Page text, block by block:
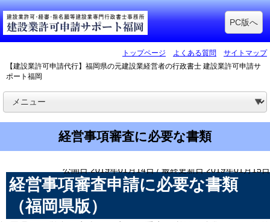
PC版へ
トップページ よくある質問
サイトマップ
【建設業許可申請代行】福岡県の元建設業経営者の行政書士 建設業許可申請サ
ポート福岡
経営事項審査に必要な書類
公開日:2019年01月14日 / 最終更新日:2019年01月15日
経営事項審査申請に必要な書類
（福岡県版）